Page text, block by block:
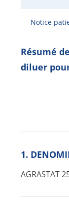
Notice
Résumé
diluer
1.
AGRASTAT